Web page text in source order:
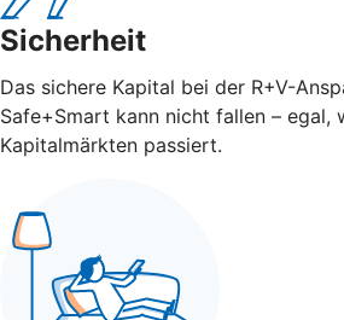
Sicherheit
Das sichere Kapital bei der R+V-
Safe+Smart kann nicht fallen – egal,
Kapitalmärkten passiert.